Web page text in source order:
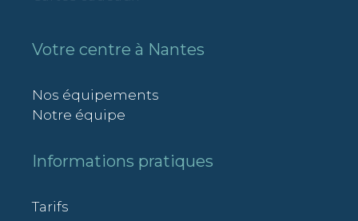
Votre centre à Nantes
Nos équipements
Notre équipe
Informations pratiques
Tarifs